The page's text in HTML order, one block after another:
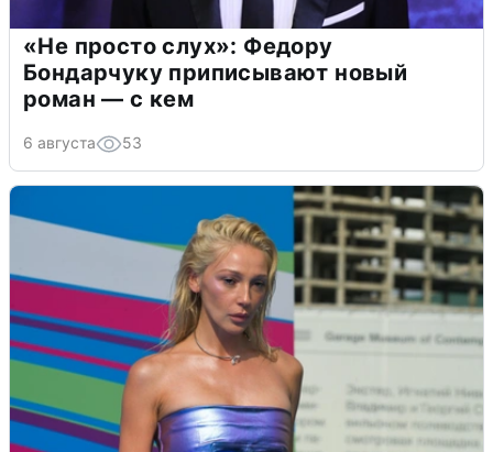
«Не просто слух»: Федору
Бондарчуку приписывают новый
роман — с кем
6 августа 53